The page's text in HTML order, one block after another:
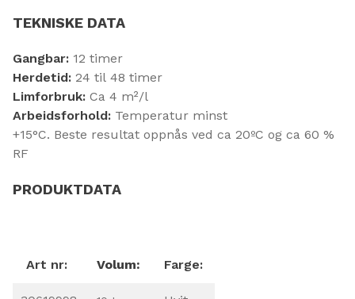
TEKNISKE DATA
Gangbar: 12 timer
Herdetid: 24 til 48 timer
Limforbruk: Ca 4 m²/l
Arbeidsforhold: Temperatur minst
+15°C. Beste resultat oppnås ved ca 20ºC og ca 60 %
RF
PRODUKTDATA
Art nr: Volum: Farge: